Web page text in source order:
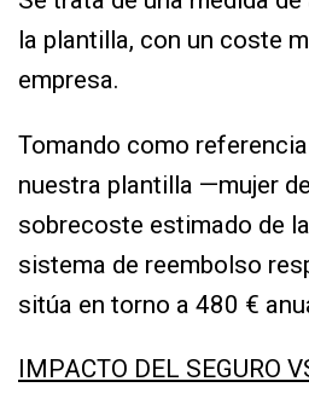
la plantilla, con un coste
empresa.
Tomando como
nuestra plantilla —mujer
sobrecoste estimado de
sistema de reembolso
sitúa en torno a 480 €
IMPACTO DEL SEGURO